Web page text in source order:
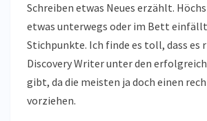
Schreiben etwas Neues erzählt.
etwas unterwegs oder im Bett
Stichpunkte. Ich finde es toll, dass es
Discovery Writer unter den
gibt, da die meisten ja doch einen
vorziehen.